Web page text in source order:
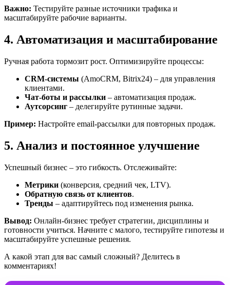
Важно: Тестируйте разные источники трафика и
масштабируйте рабочие варианты.
4. Автоматизация и масштабирование
Ручная работа тормозит рост. Оптимизируйте процессы:
CRM-системы (AmoCRM, Bitrix24) – для управления
клиентами.
Чат-боты и рассылки – автоматизация продаж.
Аутсорсинг – делегируйте рутинные задачи.
Пример: Настройте email-рассылки для повторных продаж.
5. Анализ и постоянное улучшение
Успешный бизнес – это гибкость. Отслеживайте:
Метрики (конверсия, средний чек, LTV).
Обратную связь от клиентов.
Тренды – адаптируйтесь под изменения рынка.
Вывод: Онлайн-бизнес требует стратегии, дисциплины и
готовности учиться. Начните с малого, тестируйте гипотезы и
масштабируйте успешные решения.
А какой этап для вас самый сложный? Делитесь в
комментариях!